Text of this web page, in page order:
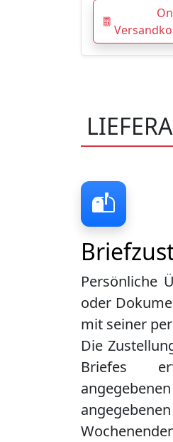
Persönliche
oder
mit seiner
Die
Briefes